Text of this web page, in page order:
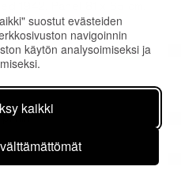
suostut evästeiden
navigoinnin
käytön analysoimiseksi ja
kaikki
1942. Panel 81 x 65 cm.